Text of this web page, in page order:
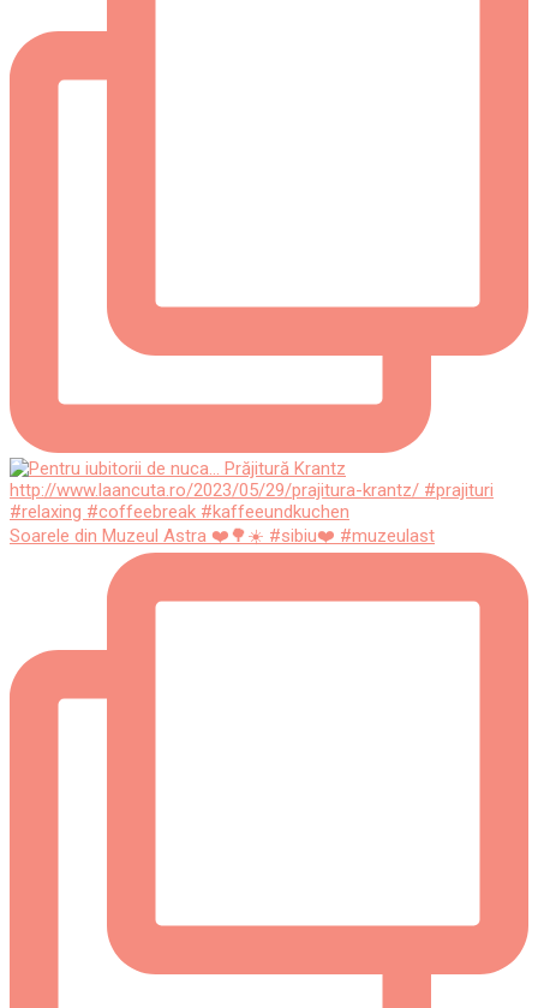
Soarele din Muzeul Astra ❤️🌳☀️ #sibiu❤️ #muzeulast